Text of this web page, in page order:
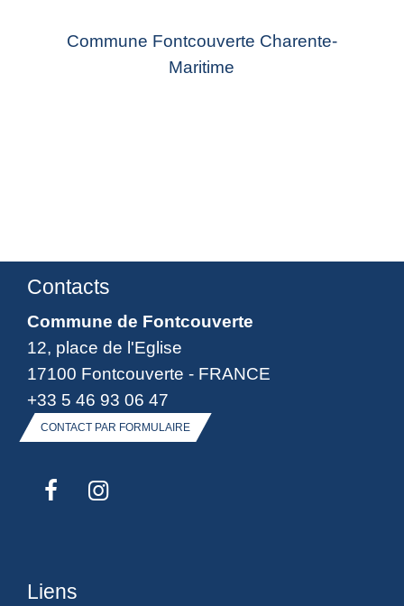
Commune Fontcouverte Charente-
Maritime
Contacts
Commune de Fontcouverte
12, place de l'Eglise
17100 Fontcouverte - FRANCE
+33 5 46 93 06 47
CONTACT PAR FORMULAIRE
Liens